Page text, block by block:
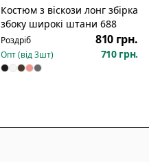
Костюм з віскози лонг збірка
збоку широкі штани 688
Роздріб 810 грн.
Опт (від3шт) 710 грн.